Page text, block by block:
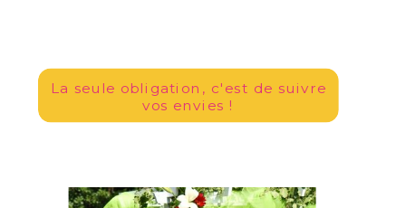
La seule obligation, c'est de suivre
vos envies !